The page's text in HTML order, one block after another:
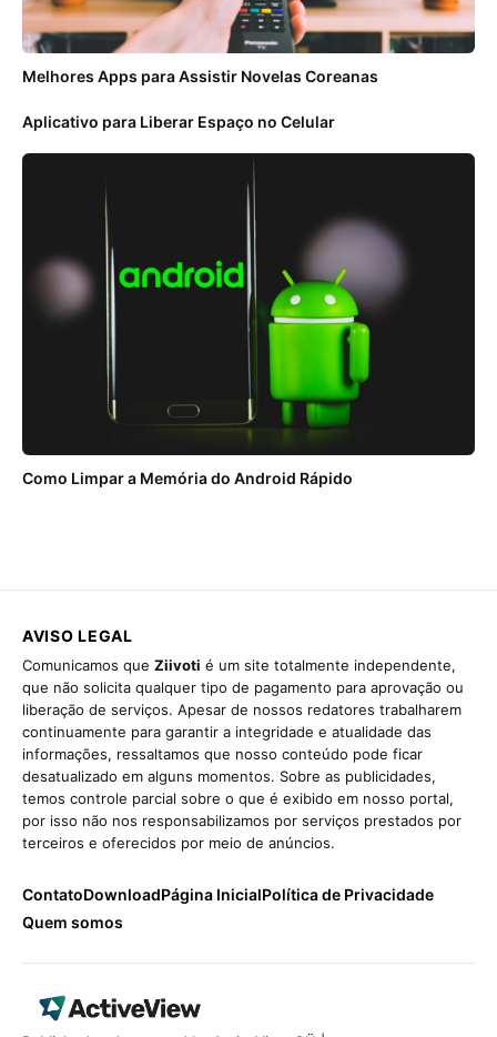
Melhores Apps para Assistir Novelas Coreanas
Aplicativo para Liberar Espaço no Celular
Como Limpar a Memória do Android Rápido
AVISO LEGAL
Comunicamos que Ziivoti é um site totalmente independente,
que não solicita qualquer tipo de pagamento para aprovação ou
liberação de serviços. Apesar de nossos redatores trabalharem
continuamente para garantir a integridade e atualidade das
informações, ressaltamos que nosso conteúdo pode ficar
desatualizado em alguns momentos. Sobre as publicidades,
temos controle parcial sobre o que é exibido em nosso portal,
por isso não nos responsabilizamos por serviços prestados por
terceiros e oferecidos por meio de anúncios.
ContatoDownloadPágina InicialPolítica de Privacidade
Quem somos